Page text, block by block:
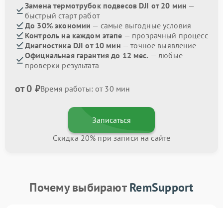
Замена термотрубок подвесов DJI от 20 мин —
быстрый старт работ
До 30% экономии — самые выгодные условия
Контроль на каждом этапе — прозрачный процесс
Диагностика DJI от 10 мин — точное выявление
Официальная гарантия до 12 мес. — любые
проверки результата
от 0 ₽Время работы: от 30 мин
Записаться
Скидка 20% при записи на сайте
Почему выбираютRemSupport